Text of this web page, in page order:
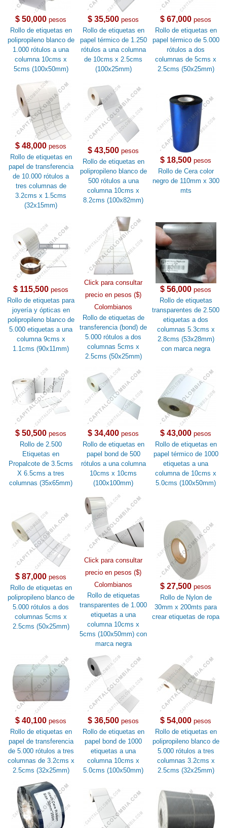
$ 50,000 pesos
Rollo de etiquetas en
polipropileno blanco de
1.000 rótulos a una
columna 10cms x
5cms (100x50mm)
$ 35,500 pesos
Rollo de etiquetas en
papel térmico de 1.250
rótulos a una columna
de 10cms x 2.5cms
(100x25mm)
$ 67,000 pesos
Rollo de etiquetas en
papel térmico de 5.000
rótulos a dos
columnas de 5cms x
2.5cms (50x25mm)
$ 48,000 pesos
Rollo de etiquetas en
papel de transferencia
de 10.000 rótulos a
tres columnas de
3.2cms x 1.5cms
(32x15mm)
$ 43,500 pesos
Rollo de etiquetas en
polipropileno blanco de
500 rótulos a una
columna 10cms x
8.2cms (100x82mm)
$ 18,500 pesos
Rollo de Cera color
negro de 110mm x 300
mts
$ 115,500 pesos
Rollo de etiquetas para
joyería y ópticas en
polipropileno blanco de
5.000 etiquetas a una
columna 9cms x
1.1cms (90x11mm)
Click para consultar
precio en pesos ($)
Colombianos
Rollo de etiquetas de
transferencia (bond) de
5.000 rótulos a dos
columnas 5cms x
2.5cms (50x25mm)
$ 56,000 pesos
Rollo de etiquetas
transparentes de 2.500
etiquetas a dos
columnas 5.3cms x
2.8cms (53x28mm)
con marca negra
$ 50,500 pesos
Rollo de 2.500
Etiquetas en
Propalcote de 3.5cms
X 6.5cms a tres
columnas (35x65mm)
$ 34,400 pesos
Rollo de etiquetas en
papel bond de 500
rótulos a una columna
10cms x 10cms
(100x100mm)
$ 43,000 pesos
Rollo de etiquetas en
papel térmico de 1000
etiquetas a una
columna de 10cms x
5.0cms (100x50mm)
$ 87,000 pesos
Rollo de etiquetas en
polipropileno blanco de
5.000 rótulos a dos
columnas 5cms x
2.5cms (50x25mm)
Click para consultar
precio en pesos ($)
Colombianos
Rollo de etiquetas
transparentes de 1.000
etiquetas a una
columna 10cms x
5cms (100x50mm) con
marca negra
$ 27,500 pesos
Rollo de Nylon de
30mm x 200mts para
crear etiquetas de ropa
$ 40,100 pesos
Rollo de etiquetas en
papel de transferencia
de 5.000 rótulos a tres
columnas de 3.2cms x
2.5cms (32x25mm)
$ 36,500 pesos
Rollo de etiquetas en
papel bond de 1000
etiquetas a una
columna 10cms x
5.0cms (100x50mm)
$ 54,000 pesos
Rollo de etiquetas en
polipropileno blanco de
5.000 rótulos a tres
columnas 3.2cms x
2.5cms (32x25mm)